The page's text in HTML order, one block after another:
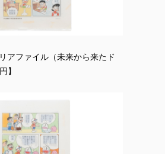
アファイル（未来から来たド
】